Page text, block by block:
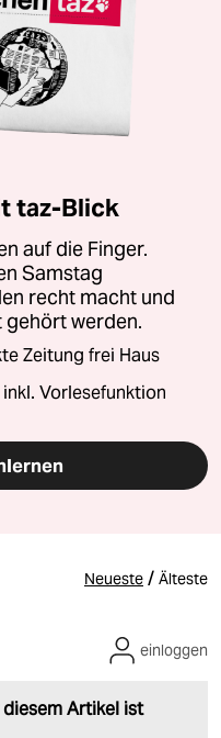
taz-Blick
auf die Finger.
Samstag
recht macht und
gehört werden.
Zeitung frei Haus
Vorlesefunktion
Neueste / Älteste
Artikel ist
einloggen